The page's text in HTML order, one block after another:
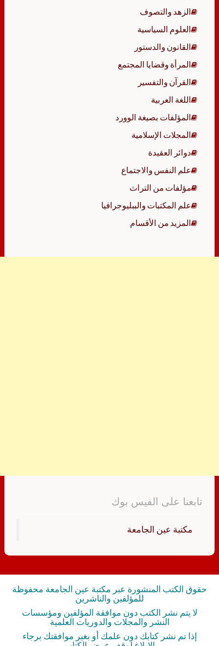
الزهد والتصوف
العلوم السياسية
القانون والدستور
المرأة وقضايا المجتمع
القرآن والتفسير
اللغة العربية
المؤلفات بصيغة الوورد
المجلات الإسلامية
دوائر العقيدة
علم النفس والاجتماع
مؤلفات من التراث
علم المكتبات والببليوجرافيا
المزيد من الأقسام
تابعنا على الفيس بوك
‏مكتبة عين الجامعة‏
حقوق الكتب المنشورة عبر مكتبة عين الجامعة محفوظة
للمؤلفين والناشرين
لا يتم نشر الكتب دون موافقة المؤلفين ومؤسسات
النشر والمجلات والدوريات العلمية
إذا تم نشر كتابك دون علمك أو بغير موافقتك برجاء